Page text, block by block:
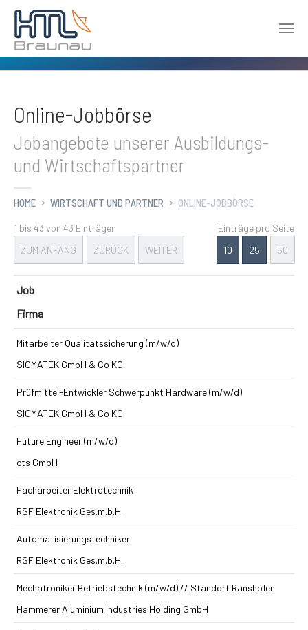
Online-Jobbörse
Jobangebote unserer Ausbildungs-
und Wirtschaftspartner
HOME WIRTSCHAFT UND PARTNER ONLINE-JOBBÖRSE
1 bis 43 von 43 Einträgen
ZUM ANFANG
ZURÜCK WEITER
Einträge pro Seite
10
25 50
Job
Firma
Mitarbeiter Qualitätssicherung (m/w/d)
SIGMATEK GmbH & Co KG
Prüfmittel-Entwickler Schwerpunkt Hardware (m/w/d)
SIGMATEK GmbH & Co KG
Future Engineer (m/w/d)
cts GmbH
Facharbeiter Elektrotechnik
RSF Elektronik Ges.m.b.H.
Automatisierungstechniker
RSF Elektronik Ges.m.b.H.
Mechatroniker Betriebstechnik (m/w/d) // Standort Ranshofen
Hammerer Aluminium Industries Holding GmbH